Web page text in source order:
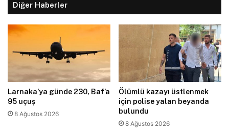
Diğer Haberler
Larnaka’ya günde 230, Baf’a
95 uçuş
8 Ağustos 2026
Ölümlü kazayı üstlenmek
için polise yalan beyanda
bulundu
8 Ağustos 2026